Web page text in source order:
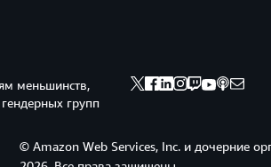
меньшинств,
групп
© Amazon Web Services, Inc. и дочерние